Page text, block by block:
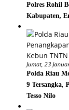
Polres Rohil
Kabupaten,
Jumat, 23
Polda Riau
9 Tersangka,
Tesso Nilo